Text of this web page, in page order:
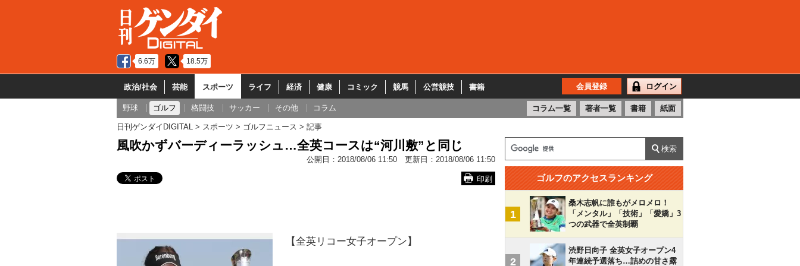
6.6万 18.5万
政治/社会 芸能 スポーツ ライフ 経済 健康 コミック 競馬 公営競技 書籍 会員登録 ログイン
野球 ゴルフ 格闘技 サッカー その他 コラム コラム一覧 著者一覧 書籍 紙面
日刊ゲンダイDIGITAL スポーツ ゴルフニュース 記事
風吹かずバーディーラッシュ…全英コースは“河川敷”と同じ
公開日： 2018/08/06 11:50 更新日： 2018/08/06 11:50
印刷
【全英リコー女子オープン】
ゴルフのアクセスランキング
1
桑木志帆に誰もがメロメロ！
「メンタル」「技術」「愛嬌」3
つの武器で全英制覇
2
渋野日向子 全英女子オープン4
年連続予選落ち…詰めの甘さ露